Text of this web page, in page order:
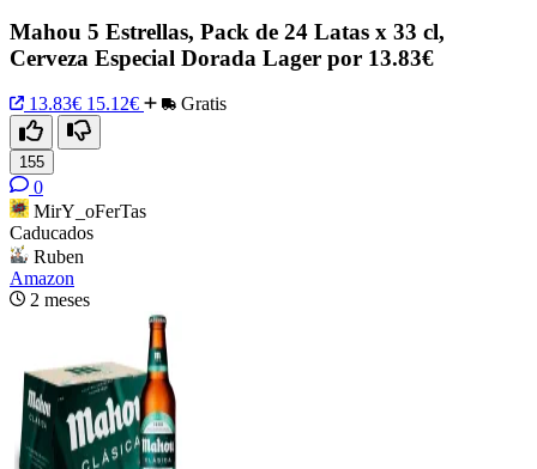
Mahou 5 Estrellas, Pack de 24 Latas x 33 cl,
Cerveza Especial Dorada Lager por 13.83€
13.83€ 15.12€ Gratis
155
0
MirY_oFerTas
Caducados
Ruben
Amazon
2 meses